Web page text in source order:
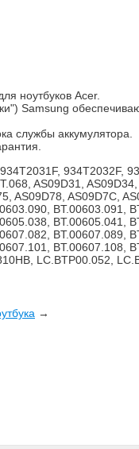
ноутбуков Acer.
Samsung
службы аккумулятора.
934T2032F,
AS09D31, AS09D34,
AS09D78, AS09D7C,
BT.00603.091,
BT.00605.041,
BT.00607.089,
BT.00607.108,
LC.BTP00.052,
→